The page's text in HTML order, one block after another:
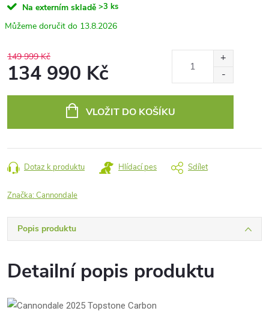
Na externím skladě >3 ks
13.8.2026
149 999 Kč
134 990 Kč
VLOŽIT DO KOŠÍKU
Dotaz k produktu Hlídací pes Sdílet
Značka:Cannondale
Popis produktu
Detailní popis produktu